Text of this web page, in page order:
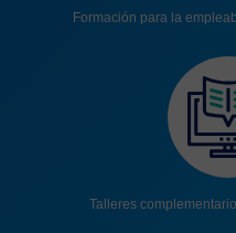
Formación para la
Talleres